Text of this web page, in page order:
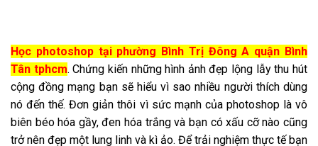
Học photoshop tại phường Bình Trị Đông A quận Bình
Tân tphcm. Chứng kiến những hình ảnh đẹp lộng lẫy thu hút
cộng đồng mạng bạn sẽ hiểu vì sao nhiều người thích dùng
nó đến thế. Đơn giản thôi vì sức mạnh của photoshop là vô
biên béo hóa gầy, đen hóa trắng và bạn có xấu cỡ nào cũng
trở nên đẹp một lung linh và kì ảo. Để trải nghiệm thực tế bạn